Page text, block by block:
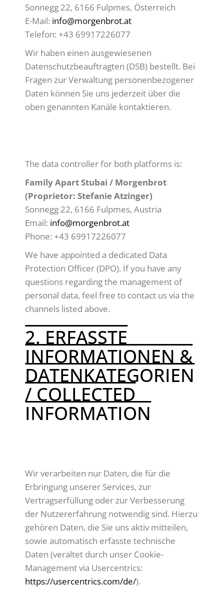
Sonnegg 22, 6166 Fulpmes, Österreich
E-Mail: info@morgenbrot.at
Telefon: +43 69917226077
Wir haben einen ausgewiesenen
Datenschutzbeauftragten (DSB) bestellt. Bei
Fragen zur Verwaltung personenbezogener
Daten können Sie uns jederzeit über die
oben genannten Kanäle kontaktieren.
The data controller for both platforms is:
Family Apart Stubai / Morgenbrot
(Proprietor: Stefanie Atzinger)
Sonnegg 22, 6166 Fulpmes, Austria
Email: info@morgenbrot.at
Phone: +43 69917226077
We have appointed a dedicated Data
Protection Officer (DPO). If you have any
questions regarding the management of
personal data, feel free to contact us via the
channels listed above.
2. ERFASSTE
INFORMATIONEN &
DATENKATEGORIEN
/ COLLECTED
INFORMATION
Wir verarbeiten nur Daten, die für die
Erbringung unserer Services, zur
Vertragserfüllung oder zur Verbesserung
der Nutzererfahrung notwendig sind. Hierzu
gehören Daten, die Sie uns aktiv mitteilen,
sowie automatisch erfasste technische
Daten (veraltet durch unser Cookie-
Management via Usercentrics:
https://usercentrics.com/de/).